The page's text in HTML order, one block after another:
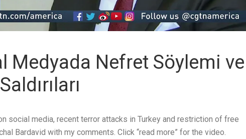
Medyada Nefret Söylemi ve
social media, recent terror attacks in Turkey and restriction of free
Bardavid with my comments. Click “read more” for the video.